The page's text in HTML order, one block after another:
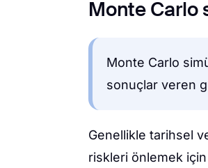
Monte Carlo
Monte Carlo
sonuçlar veren
Genellikle tarihsel
riskleri önlemek